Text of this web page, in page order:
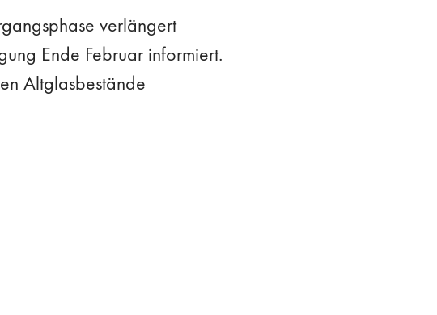
verlängert
Ende Februar informiert.
Altglasbestände